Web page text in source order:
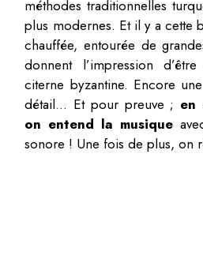
méthodes traditionnelles
plus modernes. Et il y a cette
chauffée, entourée de
donnent l’impression
citerne byzantine. Encore
détail… Et pour preuve ; en
on entend la musique
sonore ! Une fois de plus, on